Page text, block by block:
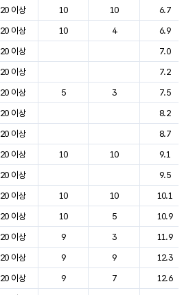
20 이상 10 10
6.7
20 이상 10 4
6.9
20 이상
7.0
20 이상
7.2
20 이상 5 3
7.5
20 이상
8.2
20 이상
8.7
20 이상 10 10
9.1
20 이상
9.5
20 이상 10 10
10.1
20 이상 10 5
10.9
20 이상 9 3
11.9
20 이상 9 9
12.3
20 이상 9 7
12.6